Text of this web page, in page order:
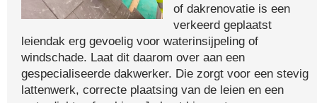
of dakrenovatie is een
verkeerd geplaatst
leiendak erg gevoelig voor waterinsijpeling of
windschade. Laat dit daarom over aan een
gespecialiseerde dakwerker. Die zorgt voor een stevig
lattenwerk, correcte plaatsing van de leien en een